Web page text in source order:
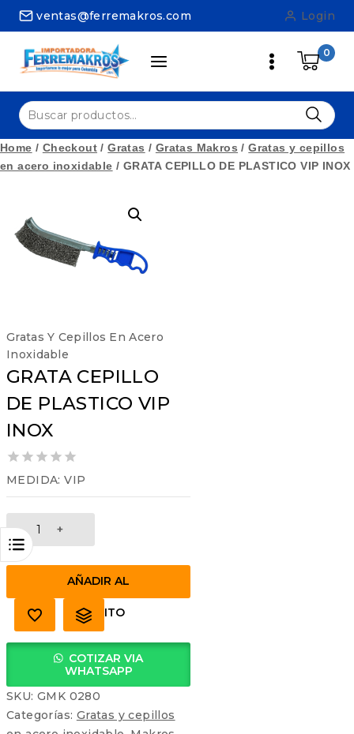
Skip
ventas@ferremakros.com Login
0
Buscar
por:
Home / Checkout / Gratas / Gratas Makros / Gratas y cepillos
en acero inoxidable / GRATA CEPILLO DE PLASTICO VIP INOX
Gratas Y Cepillos En Acero
Inoxidable
GRATA CEPILLO
DE PLASTICO VIP
INOX
0
MEDIDA: VIP
GRATA
CEPILLO
DE
PLASTICO
INOX
cantidad
AÑADIR AL
CARRITO
COTIZAR VIA
WHATSAPP
SKU: GMK 0280
Categorías: Gratas y cepillos